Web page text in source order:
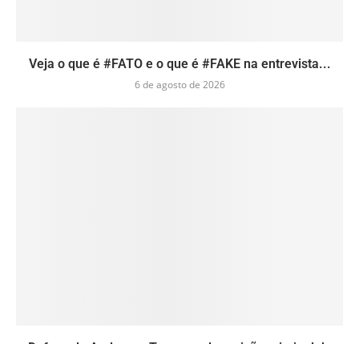
Veja o que é #FATO e o que é #FAKE na entrevista...
6 de agosto de 2026